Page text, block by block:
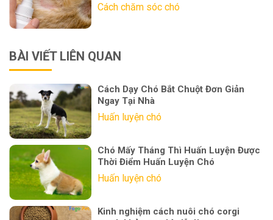
Cách chăm sóc chó
BÀI VIẾT LIÊN QUAN
Cách Dạy Chó Bắt Chuột Đơn Giản
Ngay Tại Nhà
Huấn luyện chó
Chó Mấy Tháng Thì Huấn Luyện Được
Thời Điểm Huấn Luyện Chó
Huấn luyện chó
Kinh nghiệm cách nuôi chó corgi